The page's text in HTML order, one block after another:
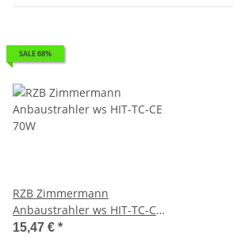
SALE 68%
RZB Zimmermann
Anbaustrahler ws HIT-TC-CE
70W
15,47 € *